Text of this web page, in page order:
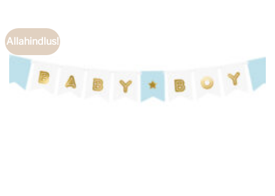
Allahindlus!